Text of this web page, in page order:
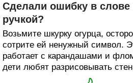
Сделали ошибку в слове
ручкой?
Возьмите шкурку огурца,
сотрите ей ненужный символ.
работает с карандашами и
дети любят разрисовывать